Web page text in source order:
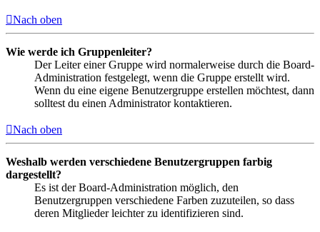
Nach oben
Wie werde ich Gruppenleiter?
Der Leiter einer Gruppe wird normalerweise durch die Board-
Administration festgelegt, wenn die Gruppe erstellt wird.
Wenn du eine eigene Benutzergruppe erstellen möchtest, dann
solltest du einen Administrator kontaktieren.
Nach oben
Weshalb werden verschiedene Benutzergruppen farbig
dargestellt?
Es ist der Board-Administration möglich, den
Benutzergruppen verschiedene Farben zuzuteilen, so dass
deren Mitglieder leichter zu identifizieren sind.